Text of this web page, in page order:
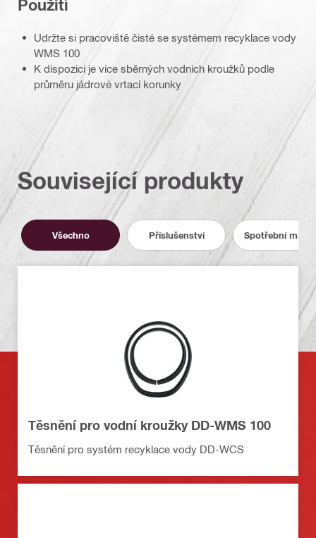
Použití
Udržte si pracoviště čisté se systémem recyklace vody
WMS 100
K dispozici je více sběrných vodních kroužků podle
průměru jádrové vrtací korunky
Související produkty
Všechno Příslušenství Spotřební
Těsnění pro vodní kroužky DD-WMS 100
Těsnění pro systém recyklace vody DD-WCS